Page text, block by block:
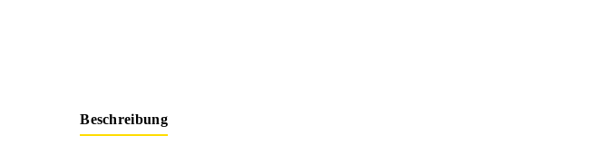
Beschreibung